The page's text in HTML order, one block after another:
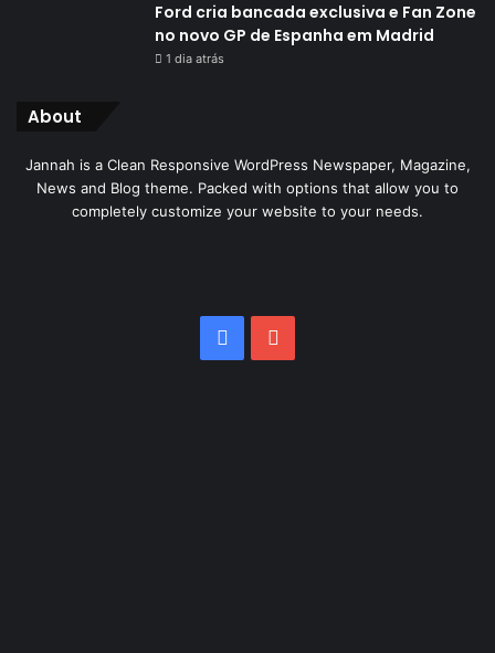
Ford cria bancada exclusiva e Fan Zone
no novo GP de Espanha em Madrid
1 dia atrás
About
Jannah is a Clean Responsive WordPress Newspaper, Magazine,
News and Blog theme. Packed with options that allow you to
completely customize your website to your needs.
Facebook